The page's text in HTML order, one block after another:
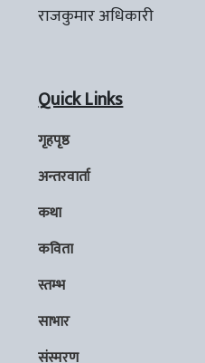
राजकुमार अधिकारी
Quick Links
गृहपृष्ठ
अन्तरवार्ता
कथा
कविता
स्तम्भ
साभार